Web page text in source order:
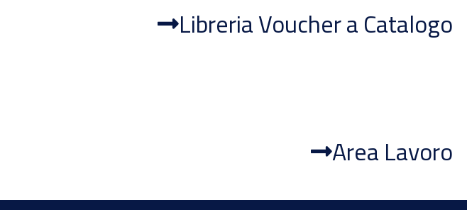
Libreria Voucher a Catalogo
Area Lavoro